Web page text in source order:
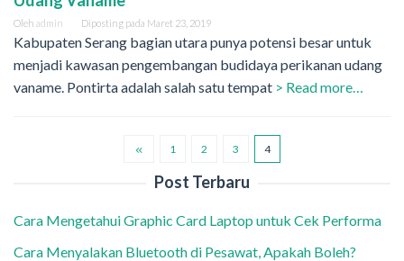
Oleh admin Diposting pada Maret 23, 2019
Kabupaten Serang bagian utara punya potensi besar untuk
menjadi kawasan pengembangan budidaya perikanan udang
vaname. Pontirta adalah salah satu tempat > Read more…
1 2 3 4
Post Terbaru
Cara Mengetahui Graphic Card Laptop untuk Cek Performa
Cara Menyalakan Bluetooth di Pesawat, Apakah Boleh?